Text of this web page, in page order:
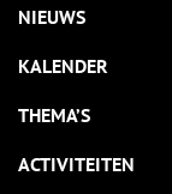
NIEUWS
KALENDER
THEMA’S
ACTIVITEITEN